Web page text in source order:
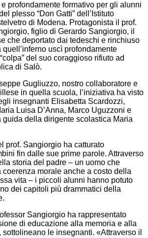
profondamente formativo per gli alunni
plesso “Don Gatti” dell’Istituto
di Modena. Protagonista il prof.
figlio di Gerardo Sangiorgio, il
che deportato dai tedeschi e rinchiuso
uscì profondamente
del suo coraggioso rifiuto ad
di Salò.
Gugliuzzo, nostro collaboratore e
in quella scuola, l’iniziativa ha visto
insegnanti Elisabetta Scardozzi,
Luisa D’Anna, Marco Uguzzoni e
guida della dirigente scolastica Maria
prof. Sangiorgio ha catturato
fin dalle sue prime parole. Attraverso
storia del padre – un uomo che
morale anche a costo della
vita – i piccoli alunni hanno potuto
dei capitoli più drammatici della
Sangiorgio ha rappresentato
di educazione alla memoria e alla
le insegnanti. «Attraverso il